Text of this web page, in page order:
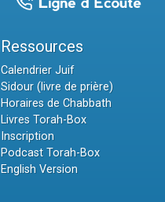
Ressources
Calendrier Juif
Sidour (livre de prière)
Horaires de Chabbath
Livres Torah-Box
Inscription
Podcast Torah-Box
English Version